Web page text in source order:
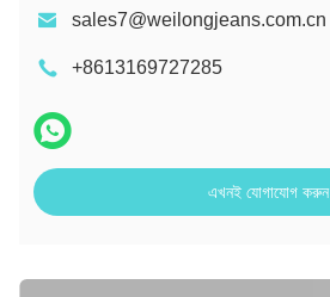
sales7@weilongjeans.com.cn
+8613169727285
এখনই যোগাযোগ করুন